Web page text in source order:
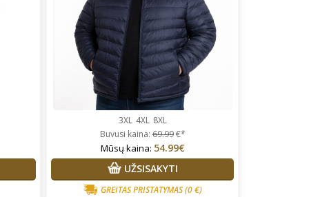
3XL 4XL 8XL
Buvusi kaina:69.99€*
Mūsų kaina: 54.99€
UŽSISAKYTI
GREITAS PRISTATYMAS(0 €)